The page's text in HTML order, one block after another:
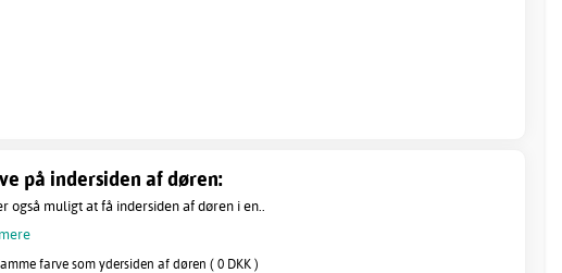
på indersiden af døren:
også muligt at få indersiden af døren i en..
farve som ydersiden af døren ( 0 DKK )